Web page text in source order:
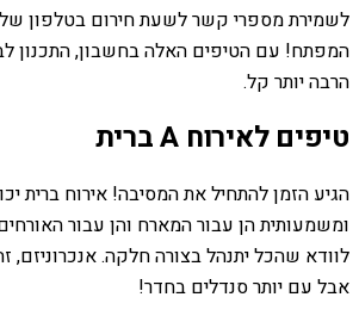
לשמירת מספרי קשר לשעת חירום בטלפון
המפתח! עם הטיפים האלה בחשבון, התכנון
הרבה יותר קל.
טיפים לאירוח A ברית
הגיע הזמן להתחיל את המסיבה! אירוח ברית
ומשמעותית הן עבור המארח והן עבור
לוודא שהכל יתנהל בצורה חלקה. אנכרוניזם,
אבל עם יותר סנדלים בחדר!